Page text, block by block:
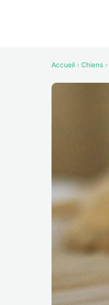
Accueil › Chiens ›